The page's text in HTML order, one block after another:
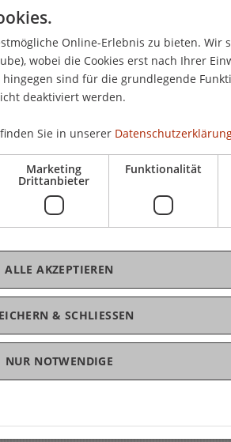
Die Bibliothek
bei meinen
vom schnellen Zugang
und didaktischen
Lehre einsetzen kann.
vielfältigen Services und
meine Lehrinhalte
und an den neuesten
Erkenntnissen
Djordje Zivkovic,
Online-Erlebnis zu bieten. Wir
wobei die Cookies erst nach Ihrer
sind für die grundlegende
deaktiviert werden.
Sie in unserer
Marketing
Drittanbieter
Funktionalität
& SCHLIESSEN
ALLE AKZEPTIEREN
NUR NOTWENDIGE